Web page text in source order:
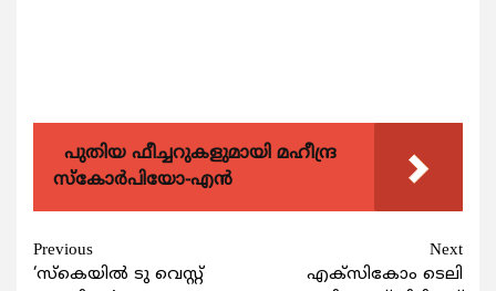
പുതിയ ഫീച്ചറുകളുമായി മഹീന്ദ്ര
സ്കോർപിയോ-എൻ
Continue
Previous
‘സ്കെയില്‍ ടു വെസ്റ്റ്
Next
എക്സികോം ടെലി